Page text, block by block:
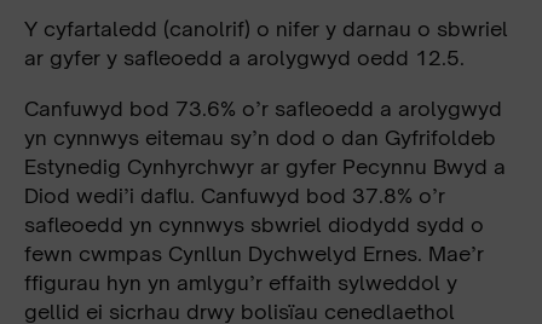
Y cyfartaledd (canolrif) o nifer y darnau o sbwriel
ar gyfer y safleoedd a arolygwyd oedd 12.5.
Canfuwyd bod 73.6% o’r safleoedd a arolygwyd
yn cynnwys eitemau sy’n dod o dan Gyfrifoldeb
Estynedig Cynhyrchwyr ar gyfer Pecynnu Bwyd a
Diod wedi’i daflu. Canfuwyd bod 37.8% o’r
safleoedd yn cynnwys sbwriel diodydd sydd o
fewn cwmpas Cynllun Dychwelyd Ernes. Mae’r
ffigurau hyn yn amlygu’r effaith sylweddol y
gellid ei sicrhau drwy bolisïau cenedlaethol